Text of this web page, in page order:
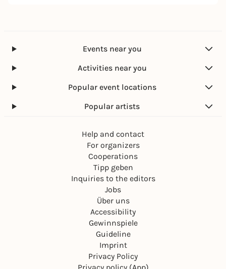
Events near you
Activities near you
Popular event locations
Popular artists
Help and contact
For organizers
Cooperations
Tipp geben
Inquiries to the editors
Jobs
Über uns
Accessibility
Gewinnspiele
Guideline
Imprint
Privacy Policy